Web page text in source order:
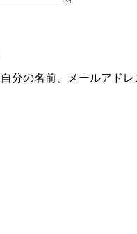
分の名前、メールアドレ